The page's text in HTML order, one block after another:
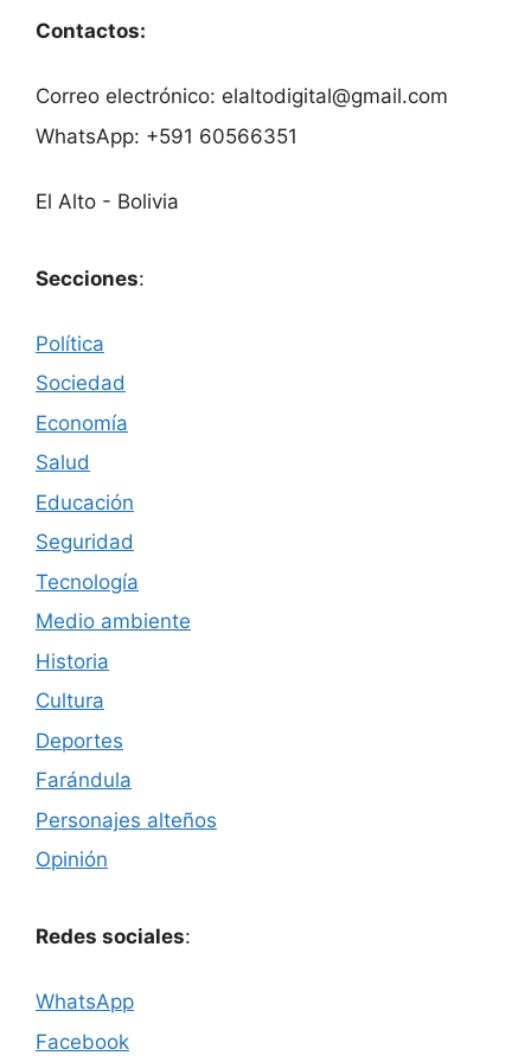
Contactos:
Correo electrónico: elaltodigital@gmail.com
WhatsApp: +591 60566351
El Alto - Bolivia
Secciones:
Política
Sociedad
Economía
Salud
Educación
Seguridad
Tecnología
Medio ambiente
Historia
Cultura
Deportes
Farándula
Personajes alteños
Opinión
Redes sociales:
WhatsApp
Facebook